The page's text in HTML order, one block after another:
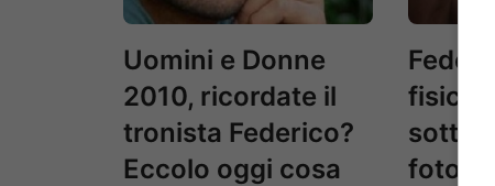
Uomini e Donne
2010, ricordate il
tronista Federico?
Eccolo oggi cosa
fisico
sotto
foto